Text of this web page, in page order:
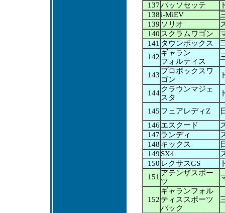
137パッソセッテ
138i-MiEV
139 ソリオ
140 スクラムワゴン
141 タウンボックス
142 ギャラン
フォルティス
143 プロボックスワ
ゴン
144 クラウンマジェ
スタ
145 フェアレディZ
146 エスクード
147 ランディ
148 キックス
149 SX4
150 レクサスGS
151 アテンザスポー
ツ
152
ギャランフォル
ティススポーツ
バック